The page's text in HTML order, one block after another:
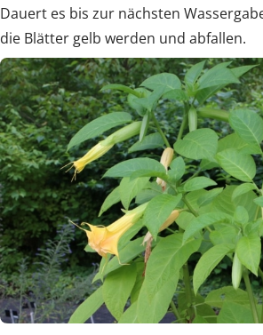
Dauert es bis zur nächsten
die Blätter gelb werden und abfallen.